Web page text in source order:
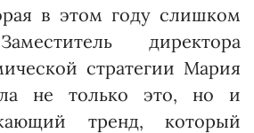
в этом году слишком
директора
стратегии Мария
не только это, но и
тренд, который